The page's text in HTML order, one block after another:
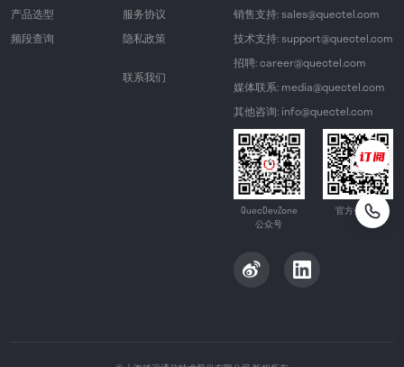
产品选型
频段查询
服务协议
隐私政策
联系我们
销售支持: sales@quectel.com
技术支持: support@quectel.com
招聘: career@quectel.com
媒体联系: media@quectel.com
其他咨询: info@quectel.com
QuecDevZone
公众号
官方公众号